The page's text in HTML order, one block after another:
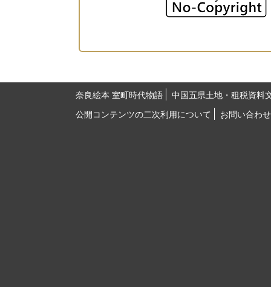
奈良絵本 室町時代物語
中国五県土地・租税資料
公開コンテンツの二次利用について
お問い合わせ